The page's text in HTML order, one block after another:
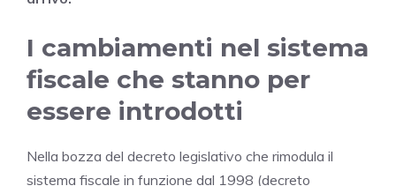
I cambiamenti nel sistema
fiscale che stanno per
essere introdotti
Nella bozza del decreto legislativo che rimodula il
sistema fiscale in funzione dal 1998 (decreto